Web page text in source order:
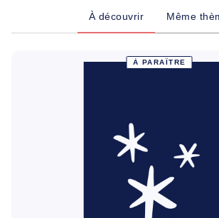
À découvrir Même
À PARAÎTRE